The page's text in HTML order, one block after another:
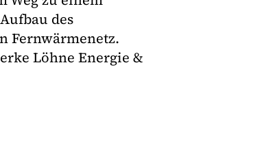
des
Fernwärmenetz.
Löhne Energie &